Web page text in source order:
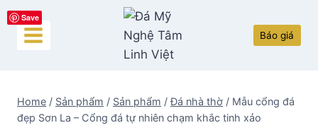
Skip
to
content
Báo giá
Home / Sản phẩm / Sản phẩm / Đá nhà thờ / Mẫu cổng đá
đẹp Sơn La – Cổng đá tự nhiên chạm khắc tinh xảo
Save